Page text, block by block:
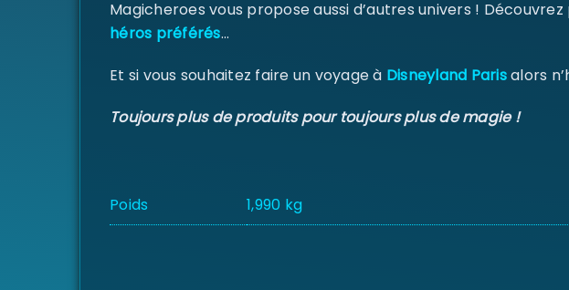
Magicheroes vous propose aussi d’autres univers !
héros préférés…
Et si vous souhaitez faire un voyage à Disneyland Parisalors
Toujours plus de produits pour toujours plus de magie !
Poids 1,990 kg